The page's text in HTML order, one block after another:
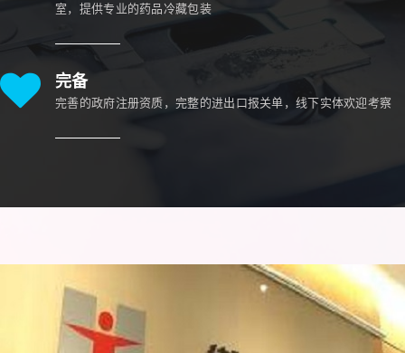
室，提供专业的药品冷藏包装
完备
完善的政府注册资质，完整的进出口报关单，线下实体欢迎考察